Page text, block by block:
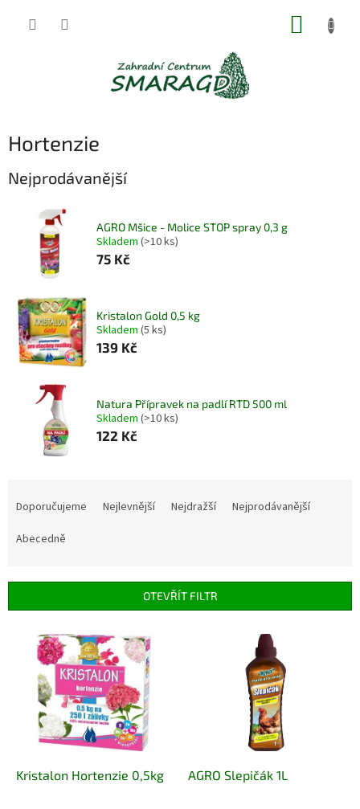
Hortenzie
Nejprodávanější
AGRO Mšice - Molice STOP spray 0,3 g
Skladem (>10 ks)
75 Kč
Kristalon Gold 0,5 kg
Skladem (5 ks)
139 Kč
Natura Přípravek na padlí RTD 500 ml
Skladem (>10 ks)
122 Kč
r
Doporučujeme Nejlevnější Nejdražší
Nejprodávanější
Abecedně
OTEVŘÍT FILTR
Kristalon Hortenzie 0,5kg AGRO Slepičák 1L